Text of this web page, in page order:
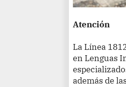
Atención
La Línea
en Lenguas
además de